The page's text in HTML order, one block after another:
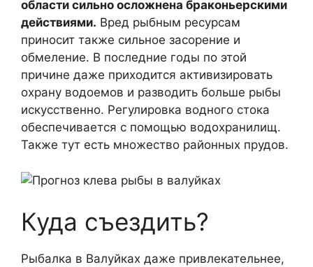
области сильно осложнена браконьерскими
действиями. Вред рыбным ресурсам
приносит также сильное засорение и
обмеление. В последние годы по этой
причине даже приходится активизировать
охрану водоемов и разводить больше рыбы
искусственно. Регулировка водного стока
обеспечивается с помощью водохранилищ.
Также тут есть множество районных прудов.
Куда съездить?
Рыбалка в Валуйках даже привлекательнее,